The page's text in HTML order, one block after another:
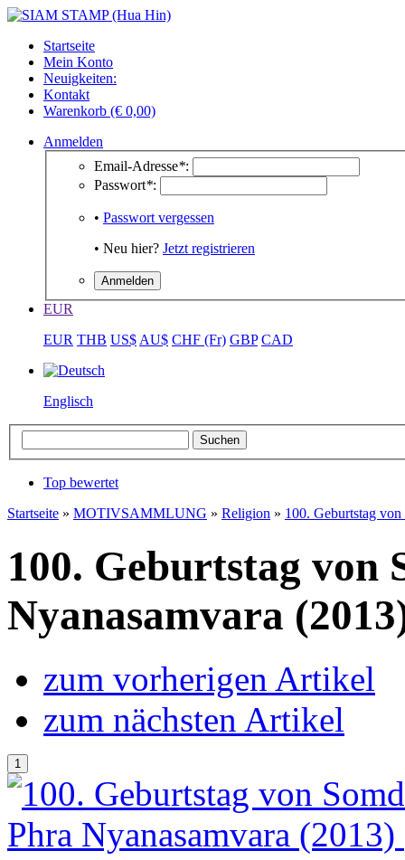
Startseite
Mein Konto
Neuigkeiten:
Kontakt
Warenkorb (€ 0,00)
Anmelden
Email-Adresse*:
Passwort*:
• Passwort vergessen
• Neu hier? Jetzt registrieren
EUR
EUR THB US$ AU$ CHF (Fr) GBP CAD
Englisch
Top bewertet
Startseite » MOTIVSAMMLUNG » Religion » 100. Geburtstag
100. Geburtstag von
Nyanasamvara
zum vorherigen Artikel
zum nächsten Artikel